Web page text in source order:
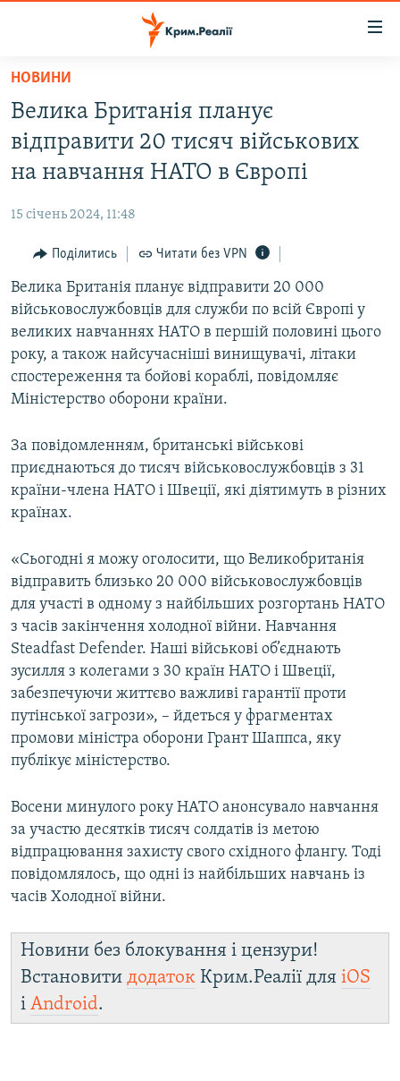
Перейти
основного
матеріалу
Перейти
до
основної
Перейти
пошуку
ВІДЕО ТА ФОТО
БЛОГИ
ПОГЛЯД
ІНТЕРВ'Ю
ВСЕ ЗА ДЕНЬ
СПЕЦПРОЕКТИ
ДЕПОРТАЦІЯ
СВІДЧЕННЯ ОКУПАЦІЇ
УКРАЇНСЬКА ПРОБЛЕМА КРИМУ
ІНФОГРАФІКА
ЯК ОБІЙТИ БЛОКУВАННЯ
Qırımtatar
ДОЛУЧАЙСЯ!
Усі сайти RFE/RL
НОВИНИ
Велика Британія планує
відправити 20 тисяч військових
на навчання НАТО в Європі
15 січень 2024, 11:48
Поділитись Читати без VPN
Велика Британія планує відправити 20 000
військовослужбовців для служби по всій Європі у
великих навчаннях НАТО в першій половині цього
року, а також найсучасніші винищувачі, літаки
спостереження та бойові кораблі, повідомляє
Міністерство оборони країни.
За повідомленням, британські військові
приєднаються до тисяч військовослужбовців з 31
країни-члена НАТО і Швеції, які діятимуть в різних
країнах.
«Сьогодні я можу оголосити, що Великобританія
відправить близько 20 000 військовослужбовців
для участі в одному з найбільших розгортань НАТО
з часів закінчення холодної війни. Навчання
Steadfast Defender. Наші військові об’єднають
зусилля з колегами з 30 країн НАТО і Швеції,
забезпечуючи життєво важливі гарантії проти
путінської загрози», – йдеться у фрагментах
промови міністра оборони Грант Шаппса, яку
публікує міністерство.
Восени минулого року НАТО анонсувало навчання
за участю десятків тисяч солдатів із метою
відпрацювання захисту свого східного флангу. Тоді
повідомлялось, що одні із найбільших навчань із
часів Холодної війни.
Новини без блокування і цензури!
Встановити додаток Крим.Реалії для iOS
і Android.